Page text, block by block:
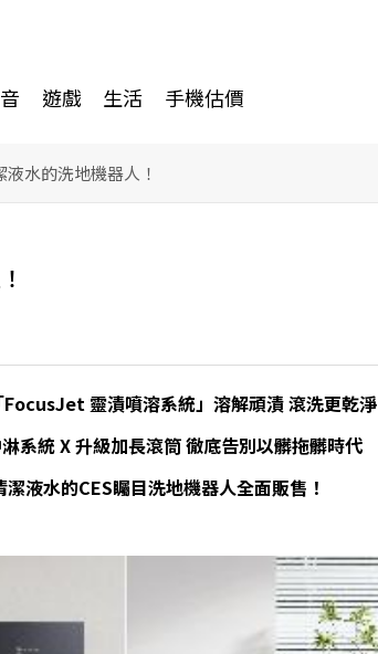
遊戲 生活 手機估價
液水的洗地機器人！
靈漬噴溶系統」溶解頑漬 滾洗更乾淨
系統 X 升級加長滾筒 徹底告別以髒拖髒時代
液水的CES矚目洗地機器人全面販售！